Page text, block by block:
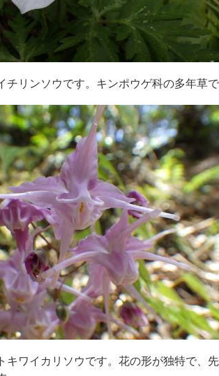
リンソウです。キンポウゲ科の多年草
ワイカリソウです。花の形が独特で、